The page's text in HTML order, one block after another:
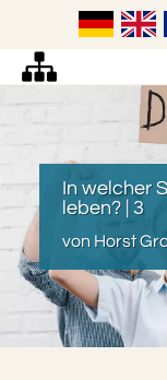
In welcher
leben? | 3
von Horst